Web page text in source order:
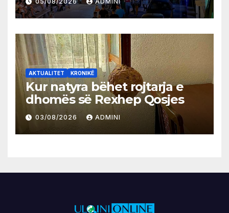
AKTUALITET KRONIKË
Kur natyra bëhet rojtarja e
dhomës së Rexhep Qosjes
03/08/2026 ADMINI